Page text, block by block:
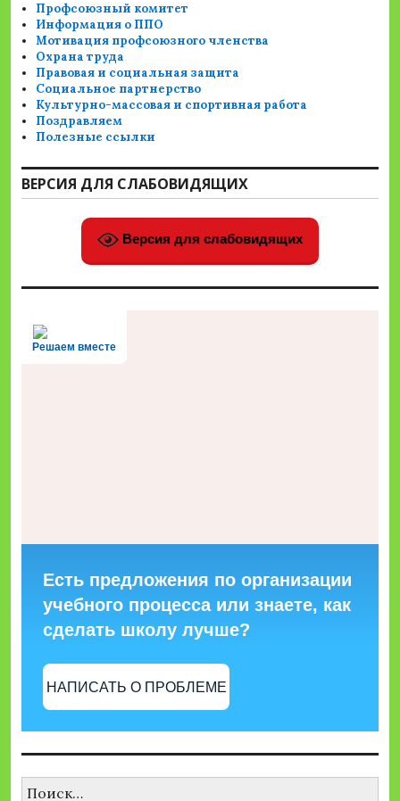
Профсоюзный комитет
Информация о ППО
Мотивация профсоюзного членства
Охрана труда
Правовая и социальная защита
Социальное партнерство
Культурно-массовая и спортивная работа
Поздравляем
Полезные ссылки
ВЕРСИЯ ДЛЯ СЛАБОВИДЯЩИХ
Версия для слабовидящих
Решаем вместе
Есть предложения по организации
учебного процесса или знаете, как
сделать школу лучше?
НАПИСАТЬ О ПРОБЛЕМЕ